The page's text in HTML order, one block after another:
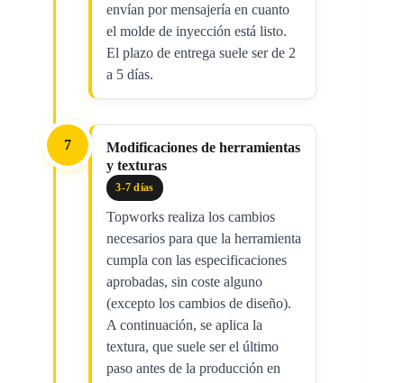
envían por mensajería en cuanto
el molde de inyección está listo.
El plazo de entrega suele ser de 2
a 5 días.
7
Modificaciones de herramientas
y texturas
3-7 días
Topworks realiza los cambios
necesarios para que la herramienta
cumpla con las especificaciones
aprobadas, sin coste alguno
(excepto los cambios de diseño).
A continuación, se aplica la
textura, que suele ser el último
paso antes de la producción en